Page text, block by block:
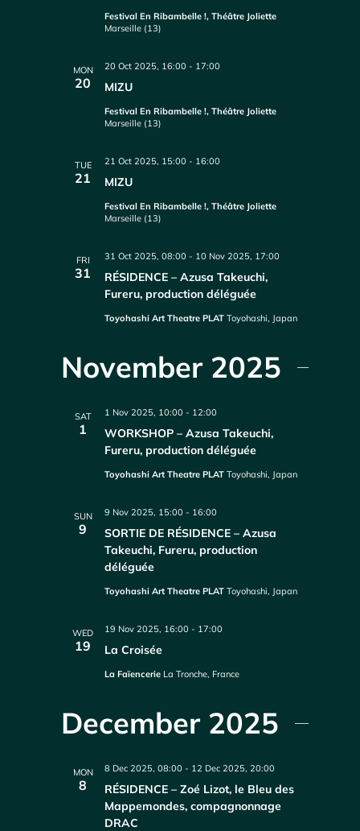
Festival En Ribambelle !, Théâtre Joliette
Marseille (13)
MON
20 MIZU
20 Oct 2025, 16:00 - 17:00
Festival En Ribambelle !, Théâtre Joliette
Marseille (13)
TUE
21 MIZU
21 Oct 2025, 15:00 - 16:00
Festival En Ribambelle !, Théâtre Joliette
Marseille (13)
FRI
31
RÉSIDENCE – Azusa Takeuchi,
Fureru, production déléguée
31 Oct 2025, 08:00 - 10 Nov 2025, 17:00
Toyohashi Art Theatre PLATToyohashi, Japan
November 2025
SAT
1
WORKSHOP – Azusa Takeuchi,
Fureru, production déléguée
1 Nov 2025, 10:00 - 12:00
Toyohashi Art Theatre PLATToyohashi, Japan
SUN
9
SORTIE DE RÉSIDENCE – Azusa
Takeuchi, Fureru, production
déléguée
9 Nov 2025, 15:00 - 16:00
Toyohashi Art Theatre PLATToyohashi, Japan
WED
19 La Croisée
19 Nov 2025, 16:00 - 17:00
La Faïencerie La Tronche, France
December 2025
MON
8
RÉSIDENCE – Zoé Lizot, le Bleu des
Mappemondes, compagnonnage
DRAC
8 Dec 2025, 08:00 - 12 Dec 2025, 20:00